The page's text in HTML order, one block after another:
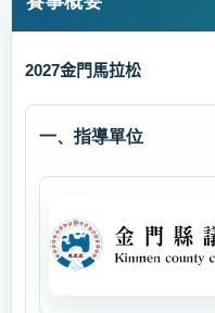
2027金門馬拉松
一、指導單位